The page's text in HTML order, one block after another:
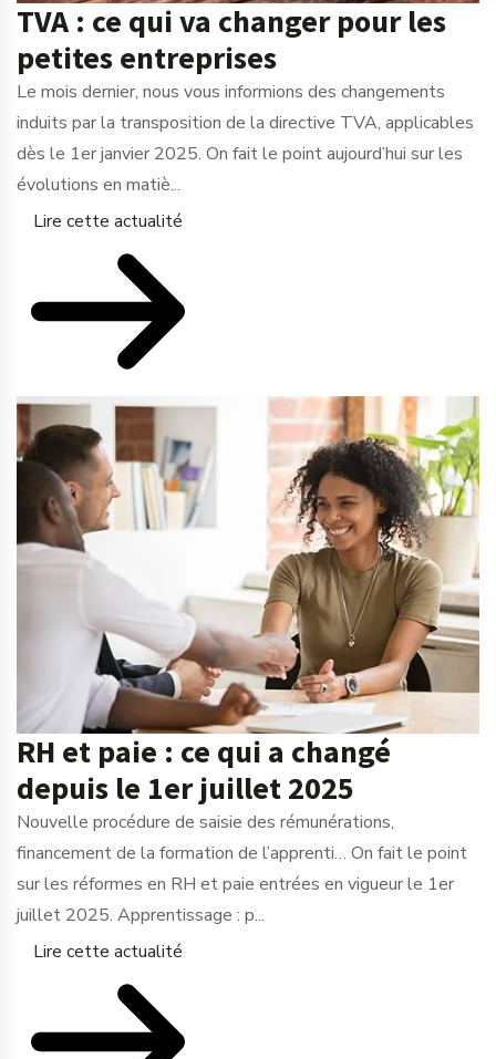
TVA : ce qui va changer pour les
petites entreprises
Le mois dernier, nous vous informions des changements
induits par la transposition de la directive TVA, applicables
dès le 1er janvier 2025. On fait le point aujourd’hui sur les
évolutions en matiè...
Lire cette actualité
RH et paie : ce qui a changé
depuis le 1er juillet 2025
Nouvelle procédure de saisie des rémunérations,
financement de la formation de l’apprenti… On fait le point
sur les réformes en RH et paie entrées en vigueur le 1er
juillet 2025. Apprentissage : p...
Lire cette actualité